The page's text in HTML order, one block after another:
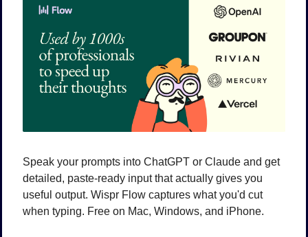
Speak your prompts into ChatGPT or Claude and get
detailed, paste-ready input that actually gives you
useful output. Wispr Flow captures what you'd cut
when typing. Free on Mac, Windows, and iPhone.